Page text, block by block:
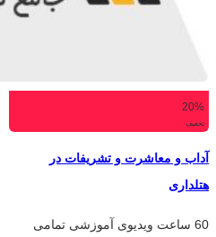
20%
تخفیف
آداب و معاشرت و تشریفات در
هتلداری
60 ساعت ویدیوی آموزشی تمامی